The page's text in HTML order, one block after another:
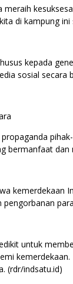
meraih
di kampung
kepada
sosial secara
bermanfaat
kemerdekaan
untuk
(rdr/indsatu.id)